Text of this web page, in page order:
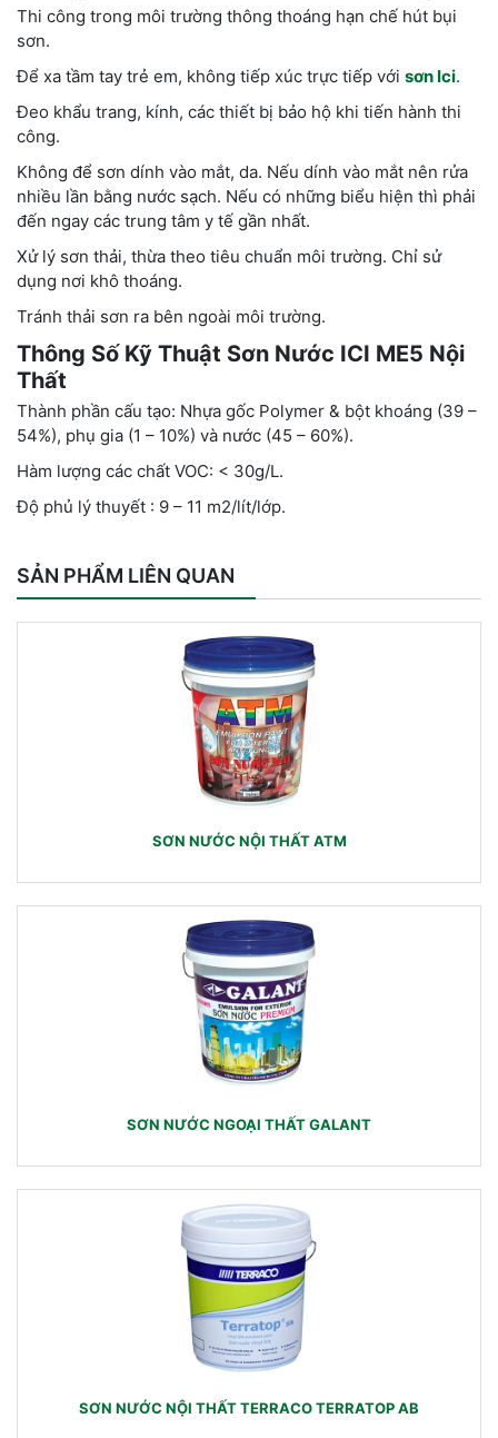
Thi công trong môi trường thông thoáng hạn chế hút bụi
sơn.
Để xa tầm tay trẻ em, không tiếp xúc trực tiếp với sơn Ici.
Đeo khẩu trang, kính, các thiết bị bảo hộ khi tiến hành thi
công.
Không để sơn dính vào mắt, da. Nếu dính vào mắt nên rửa
nhiều lần bằng nước sạch. Nếu có những biểu hiện thì phải
đến ngay các trung tâm y tế gần nhất.
Xử lý sơn thải, thừa theo tiêu chuẩn môi trường. Chỉ sử
dụng nơi khô thoáng.
Tránh thải sơn ra bên ngoài môi trường.
Thông Số Kỹ Thuật Sơn Nước ICI ME5 Nội
Thất
Thành phần cấu tạo: Nhựa gốc Polymer & bột khoáng (39 –
54%), phụ gia (1 – 10%) và nước (45 – 60%).
Hàm lượng các chất VOC: < 30g/L.
Độ phủ lý thuyết : 9 – 11 m2/lít/lớp.
SẢN PHẨM LIÊN QUAN
SƠN NƯỚC NỘI THẤT ATM
SƠN NƯỚC NGOẠI THẤT GALANT
SƠN NƯỚC NỘI THẤT TERRACO TERRATOP AB